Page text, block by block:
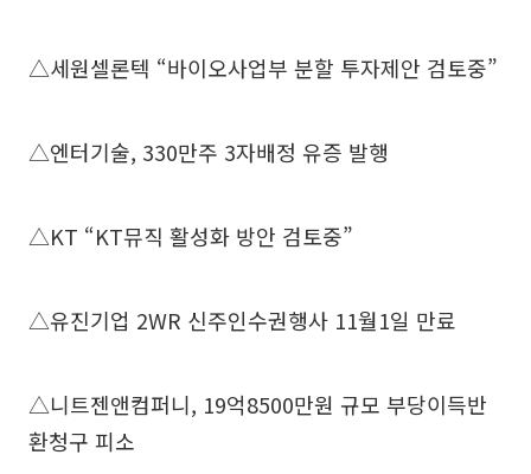
△세원셀론텍 “바이오사업부 분할 투자제안 검토중”
△엔터기술, 330만주 3자배정 유증 발행
△KT “KT뮤직 활성화 방안 검토중”
△유진기업 2WR 신주인수권행사 11월1일 만료
△니트젠앤컴퍼니, 19억8500만원 규모 부당이득반
환청구 피소